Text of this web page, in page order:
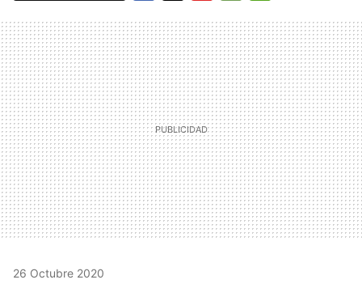
MAIL
26 Octubre 2020